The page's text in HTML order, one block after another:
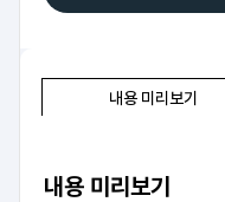
내용 미리보기
내용 미리보기